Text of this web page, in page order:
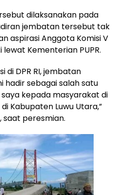
dilaksanakan pada
jembatan tersebut tak
aspirasi Anggota Komisi V
lewat Kementerian PUPR.
di DPR RI, jembatan
hadir sebagai salah satu
kepada masyarakat di
Kabupaten Luwu Utara,”
saat peresmian.